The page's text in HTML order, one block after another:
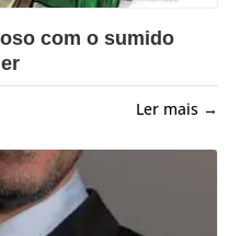
com o sumido
Ler mais →